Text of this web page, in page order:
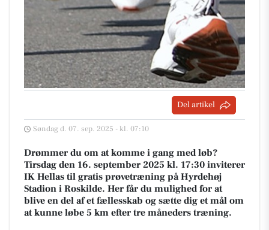
Del artikel
Søndag d. 07. sep. 2025 - kl. 07:10
Drømmer du om at komme i gang med løb?
Tirsdag den 16. september 2025 kl. 17:30 inviterer
IK Hellas til gratis prøvetræning på Hyrdehøj
Stadion i Roskilde. Her får du mulighed for at
blive en del af et fællesskab og sætte dig et mål om
at kunne løbe 5 km efter tre måneders træning.